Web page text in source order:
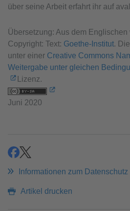
über seine Arbeit erfahrt ihr auf
Übersetzung: Aus dem
Copyright: Text: Goethe-Institut.
unter einer Creative Commons
Weitergabe unter gleichen
Lizenz.
Juni 2020
teilenteilen
Informationen zum Datenschutz
Artikel drucken